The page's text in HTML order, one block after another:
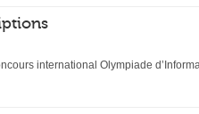
international Olympiade